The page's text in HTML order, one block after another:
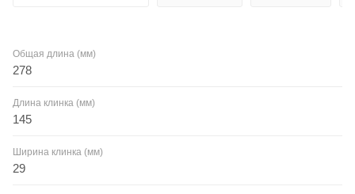
Общая длина (мм)
278
Длина клинка (мм)
145
Ширина клинка (мм)
29